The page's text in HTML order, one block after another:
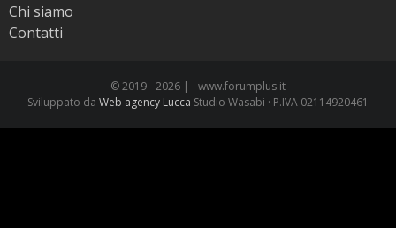
Chi siamo
Contatti
© 2019 -2026 | - www.forumplus.it
Sviluppato da Web agency Lucca Studio Wasabi · P.IVA 02114920461